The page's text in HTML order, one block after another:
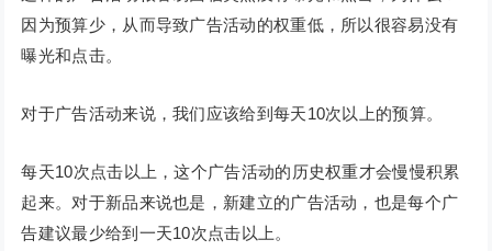
因为预算少，从而导致广告活动的权重低，所以很容易没有
曝光和点击。
对于广告活动来说，我们应该给到每天10次以上的预算。
每天10次点击以上，这个广告活动的历史权重才会慢慢积累
起来。对于新品来说也是，新建立的广告活动，也是每个广
告建议最少给到一天10次点击以上。